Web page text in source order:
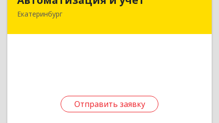
Екатеринбург
Отправить заявку
620142, Свердловская обл, Екатеринбург г,
Отправить заявку